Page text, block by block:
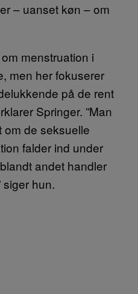
– uanset køn – om
menstruation i
men her fokuserer
på de rent
Springer. ”Man
om de seksuelle
falder ind under
andet handler
siger hun.